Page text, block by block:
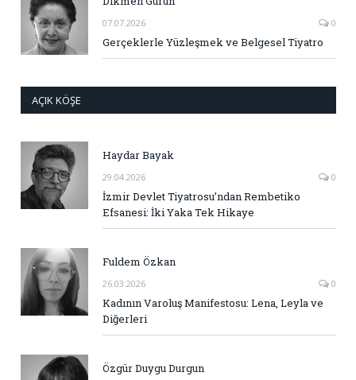
07.07.2026 0
Gerçeklerle Yüzleşmek ve Belgesel Tiyatro
AÇIK KÖŞE
Haydar Bayak
29.04.2026 0
İzmir Devlet Tiyatrosu’ndan Rembetiko
Efsanesi: İki Yaka Tek Hikaye
Fuldem Özkan
26.03.2026 0
Kadının Varoluş Manifestosu: Lena, Leyla ve
Diğerleri
Özgür Duygu Durgun